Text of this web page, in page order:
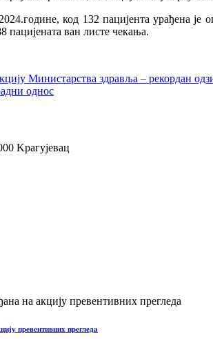
код 132 пацијента урађена је
пацијената ван листе чекања.
Министарства здравља – рекордан
однос
Kрагујевац
превентивних прегледа